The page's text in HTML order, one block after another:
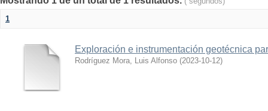
1
Exploración e instrumentación geotécnica
Rodríguez Mora, Luis Alfonso (2023-10-12)